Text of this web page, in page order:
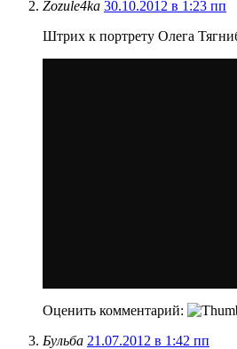
Zozule4ka 30.10.2012 в 1:23 пп
Штрих к портрету Олега
Оценить комментарий:
Бульба 21.07.2012 в 1:42 пп